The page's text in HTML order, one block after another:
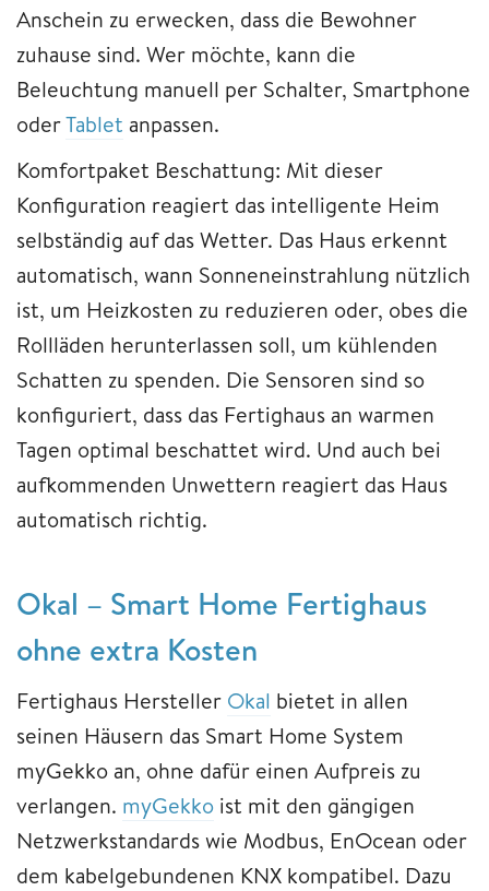
Anschein zu erwecken, dass die Bewohner
zuhause sind. Wer möchte, kann die
Beleuchtung manuell per Schalter, Smartphone
oderTablet anpassen.
Komfortpaket Beschattung: Mit dieser
Konfiguration reagiert das intelligente Heim
selbständig auf das Wetter. Das Haus erkennt
automatisch, wann Sonneneinstrahlung nützlich
ist, um Heizkosten zu reduzieren oder, obes die
Rollläden herunterlassen soll, um kühlenden
Schatten zu spenden. Die Sensoren sind so
konfiguriert, dass das Fertighaus an warmen
Tagen optimal beschattet wird. Und auch bei
aufkommenden Unwettern reagiert das Haus
automatisch richtig.
Okal – Smart Home Fertighaus
ohne extra Kosten
Fertighaus Hersteller Okal bietet in allen
seinen Häusern das Smart Home System
myGekko an, ohne dafür einen Aufpreis zu
verlangen. myGekko ist mit den gängigen
Netzwerkstandards wie Modbus, EnOcean oder
dem kabelgebundenen KNX kompatibel. Dazu